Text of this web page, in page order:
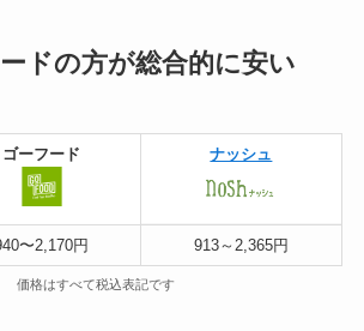
ドの方が総合的に安い
ゴーフード ナッシュ
〜2,170円 913～2,365円
価格はすべて税込表記です